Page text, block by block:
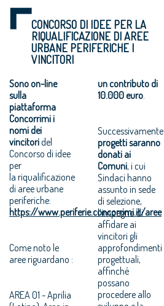
CONCORSO DI IDEE PER LA
RIQUALIFICAZIONE DI AREE
URBANE PERIFERICHE I
VINCITORI
Sono on-line
sulla
piattaforma
Concorrimi i
nomi dei
vincitoridel
Concorso di idee
per
la riqualificazione
di aree urbane
periferiche:
https://www.periferie.concorrimi.it/aree
Come noto le
aree riguardano :
AREA 01 - Aprilia
un contributo di
10.000 euro
Successivamente
progetti saranno
donati ai
Comuni, i cui
Sindaci hanno
assunto in sede
di selezione,
l’impegno di
affidare ai
vincitori gli
approfondimenti
progettuali,
affinché
possano
procedere allo